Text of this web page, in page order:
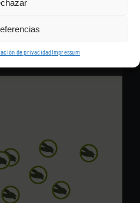
de privacidadImpressum
a una clínica.